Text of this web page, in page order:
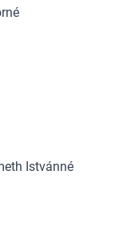
Istvánné